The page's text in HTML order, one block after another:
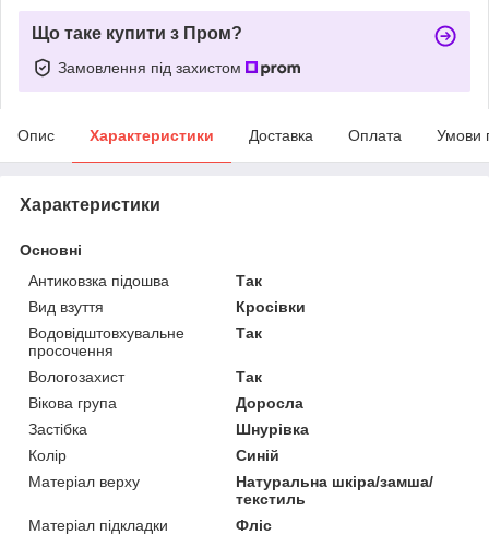
Що таке купити з Пром?
Замовлення під захистом
Опис Характеристики Доставка Оплата Умови
Характеристики
Основні
Антиковзка підошва
Так
Вид взуття
Кросівки
Водовідштовхувальне
просочення
Так
Вологозахист
Так
Вікова група
Доросла
Застібка
Шнурівка
Колір
Синій
Матеріал верху
Натуральна шкіра/замша/
текстиль
Матеріал підкладки
Фліс